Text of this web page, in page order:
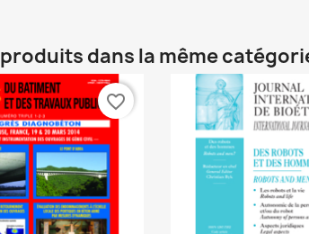
dans la même
favorite_border